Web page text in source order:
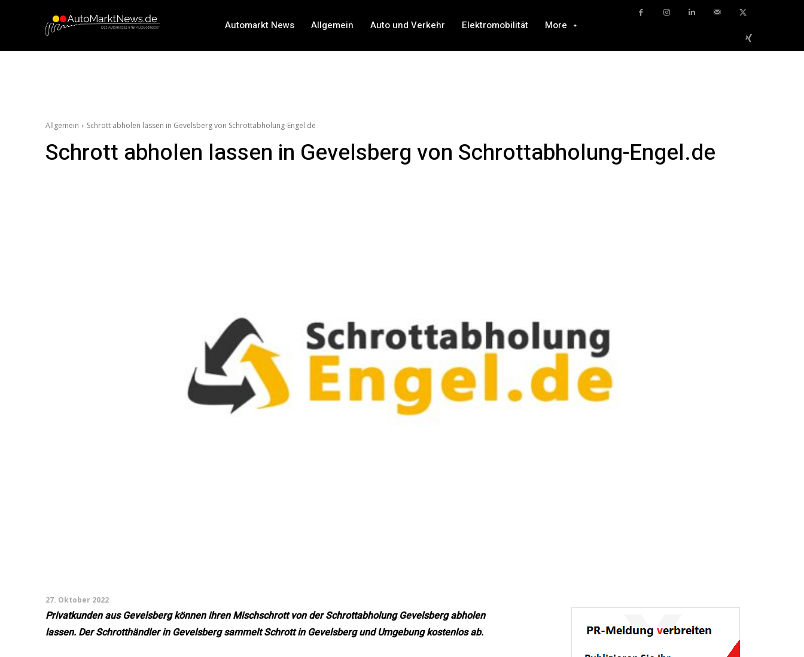
Automarkt News Allgemein Auto und Verkehr Elektromobilität More
Allgemein Schrott abholen lassen in Gevelsberg von Schrottabholung-Engel.de
Schrott abholen lassen in Gevelsberg von Schrottabholung-Engel.de
27. Oktober 2022
Privatkunden aus Gevelsberg können ihren Mischschrott von der Schrottabholung Gevelsberg abholen
lassen. Der Schrotthändler in Gevelsberg sammelt Schrott in Gevelsberg und Umgebung kostenlos ab.